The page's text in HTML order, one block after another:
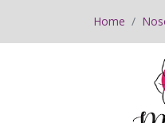
Home